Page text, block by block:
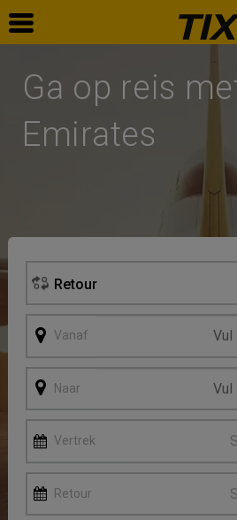
Vliegtickets
Ga op reis
Emirates
Retour
Vanaf
Naar
Vertrek
Retour